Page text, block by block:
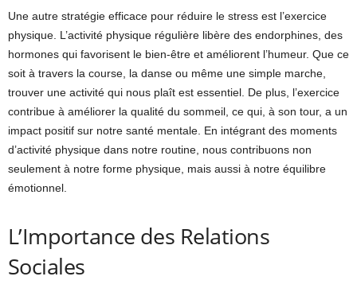
Une autre stratégie efficace pour réduire le stress est l’exercice
physique. L’activité physique régulière libère des endorphines, des
hormones qui favorisent le bien-être et améliorent l’humeur. Que ce
soit à travers la course, la danse ou même une simple marche,
trouver une activité qui nous plaît est essentiel. De plus, l’exercice
contribue à améliorer la qualité du sommeil, ce qui, à son tour, a un
impact positif sur notre santé mentale. En intégrant des moments
d’activité physique dans notre routine, nous contribuons non
seulement à notre forme physique, mais aussi à notre équilibre
émotionnel.
L’Importance des Relations
Sociales